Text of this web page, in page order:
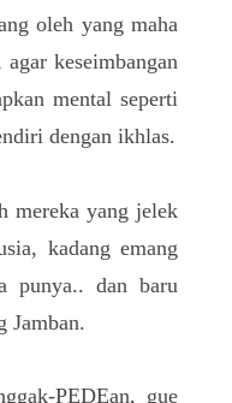
oleh yang maha
keseimbangan
mental seperti
dengan ikhlas.
mereka yang jelek
kadang emang
punya.. dan baru
Jamban.
PEDEan, gue